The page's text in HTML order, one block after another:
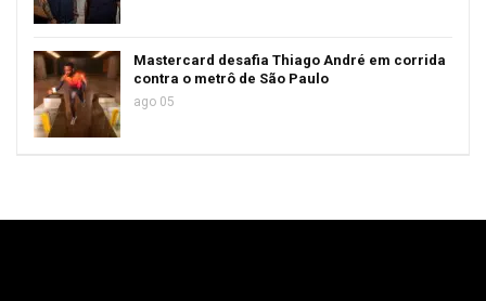
Mastercard desafia Thiago André em corrida
contra o metrô de São Paulo
ago 05